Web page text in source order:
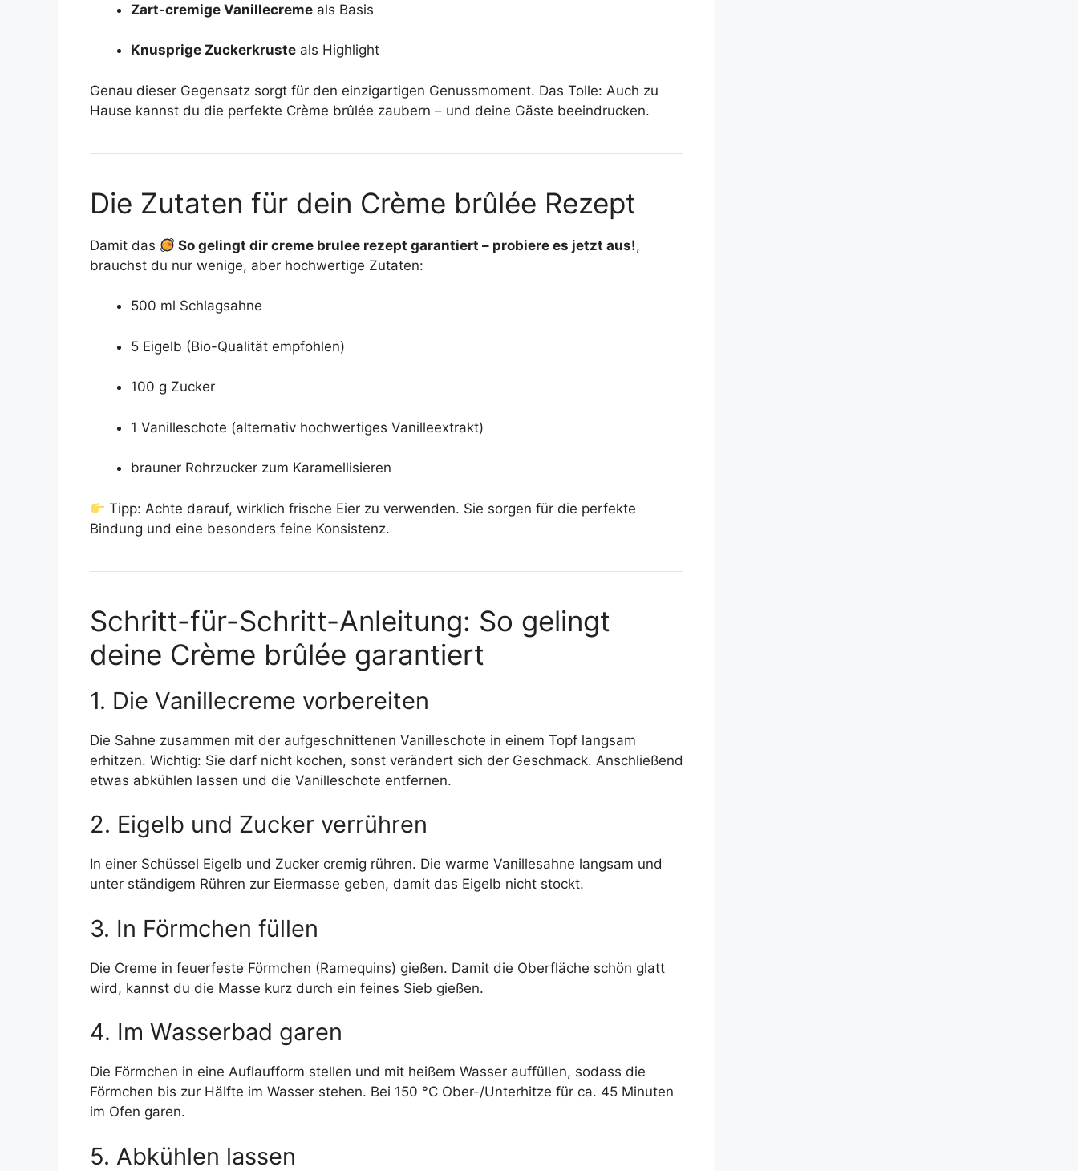
Zart-cremige Vanillecreme als Basis
Knusprige Zuckerkruste als Highlight
Genau dieser Gegensatz sorgt für den einzigartigen Genussmoment. Das Tolle: Auch zu
Hause kannst du die perfekte Crème brûlée zaubern – und deine Gäste beeindrucken.
Die Zutaten für dein Crème brûlée Rezept
Damit das So gelingt dir creme brulee rezept garantiert – probiere es jetzt aus!,
brauchst du nur wenige, aber hochwertige Zutaten:
500 ml Schlagsahne
5 Eigelb (Bio-Qualität empfohlen)
100 g Zucker
1 Vanilleschote (alternativ hochwertiges Vanilleextrakt)
brauner Rohrzucker zum Karamellisieren
Tipp: Achte darauf, wirklich frische Eier zu verwenden. Sie sorgen für die perfekte
Bindung und eine besonders feine Konsistenz.
Schritt-für-Schritt-Anleitung: So gelingt
deine Crème brûlée garantiert
1. Die Vanillecreme vorbereiten
Die Sahne zusammen mit der aufgeschnittenen Vanilleschote in einem Topf langsam
erhitzen. Wichtig: Sie darf nicht kochen, sonst verändert sich der Geschmack. Anschließend
etwas abkühlen lassen und die Vanilleschote entfernen.
2. Eigelb und Zucker verrühren
In einer Schüssel Eigelb und Zucker cremig rühren. Die warme Vanillesahne langsam und
unter ständigem Rühren zur Eiermasse geben, damit das Eigelb nicht stockt.
3. In Förmchen füllen
Die Creme in feuerfeste Förmchen (Ramequins) gießen. Damit die Oberfläche schön glatt
wird, kannst du die Masse kurz durch ein feines Sieb gießen.
4. Im Wasserbad garen
Die Förmchen in eine Auflaufform stellen und mit heißem Wasser auffüllen, sodass die
Förmchen bis zur Hälfte im Wasser stehen. Bei 150 °C Ober-/Unterhitze für ca. 45 Minuten
im Ofen garen.
5. Abkühlen lassen